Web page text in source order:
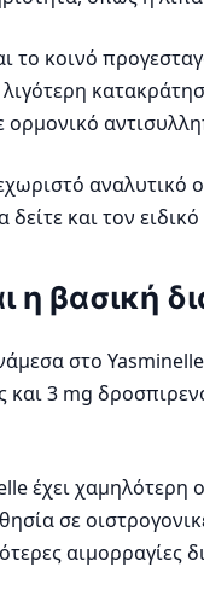
το κοινό
αναλυτικό
και τον
η βασική
στο Yasminelle
και 3 mg
έχει χαμηλότερη
σε
αιμορραγίες